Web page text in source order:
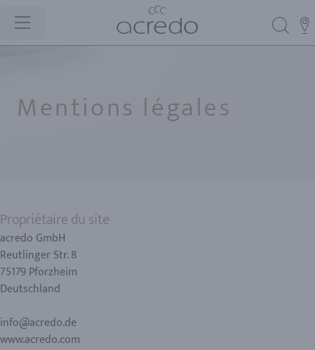
Mentions légales
Propriétaire du site
acredo GmbH
Reutlinger Str. 8
75179 Pforzheim
Deutschland
info@acredo.de
www.acredo.com